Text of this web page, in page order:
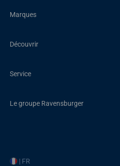
Marques
Découvrir
Service
Le groupe Ravensburger
| FR